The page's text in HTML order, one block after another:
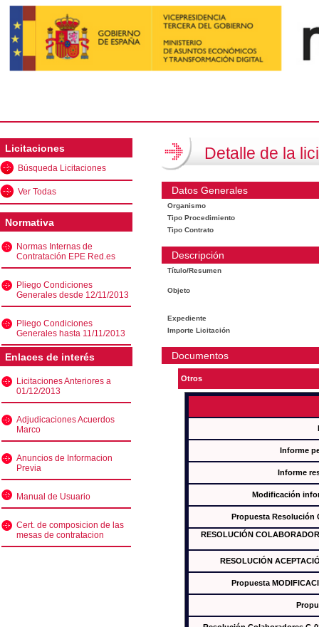
Licitaciones
Búsqueda Licitaciones
Ver Todas
Normativa
Normas Internas de
Contratación EPE Red.es
Pliego Condiciones
Generales desde 12/11/2013
Pliego Condiciones
Generales hasta 11/11/2013
Enlaces de interés
Licitaciones Anteriores a
01/12/2013
Adjudicaciones Acuerdos
Marco
Anuncios de Informacion
Previa
Manual de Usuario
Cert. de composicion de las
mesas de contratacion
Detalle de la
Datos Generales
Organismo
Tipo Procedimiento
Tipo Contrato
Descripción
Título/Resumen
Objeto
Expediente
Importe Licitación
Documentos
Otros
Informe
Informe
Modificación
Propuesta Resolución
RESOLUCIÓN
RESOLUCIÓN
Propuesta